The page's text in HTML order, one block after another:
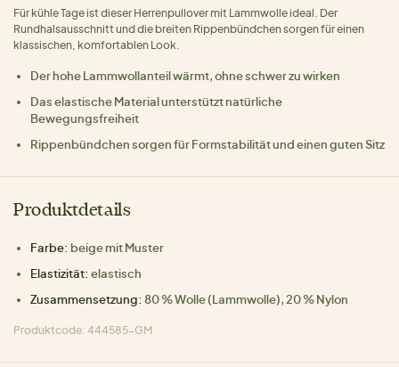
Für kühle Tage ist dieser Herrenpullover mit Lammwolle ideal. Der
Rundhalsausschnitt und die breiten Rippenbündchen sorgen für einen
klassischen, komfortablen Look.
Der hohe Lammwollanteil wärmt, ohne schwer zu wirken
Das elastische Material unterstützt natürliche
Bewegungsfreiheit
Rippenbündchen sorgen für Formstabilität und einen guten Sitz
Produktdetails
Farbe: beige mit Muster
Elastizität: elastisch
Zusammensetzung: 80 % Wolle (Lammwolle), 20 % Nylon
Produktcode: 444585-GM